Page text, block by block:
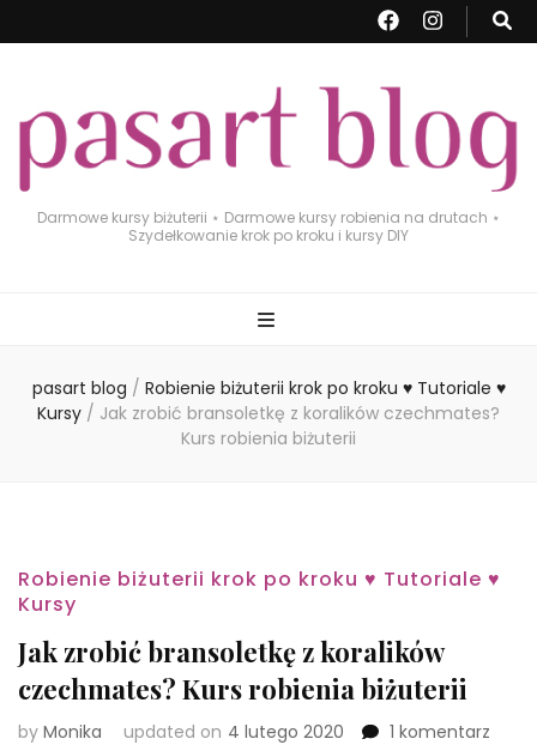
Darmowe kursy biżuterii ⋆ Darmowe kursy robienia na drutach ⋆
Szydełkowanie krok po kroku i kursy DIY
pasart blog / Robienie biżuterii krok po kroku ♥ Tutoriale ♥
Kursy / Jak zrobić bransoletkę z koralików czechmates?
Kurs robienia biżuterii
Robienie biżuterii krok po kroku ♥ Tutoriale ♥
Kursy
Jak zrobić bransoletkę z koralików
czechmates? Kurs robienia biżuterii
by Monika updated on 4 lutego 2020 1 komentarz